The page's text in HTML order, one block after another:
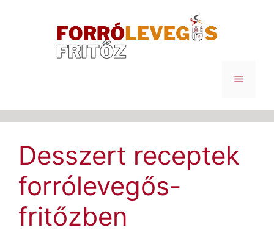
Menü
Desszert receptek
forrólevegős-
fritőzben